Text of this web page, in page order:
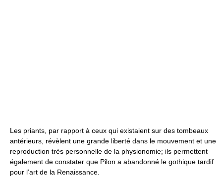
Les priants, par rapport à ceux qui existaient sur des tombeaux
antérieurs, révèlent une grande liberté dans le mouvement et une
reproduction très personnelle de la physionomie; ils permettent
également de constater que Pilon a abandonné le gothique tardif
pour l’art de la Renaissance.